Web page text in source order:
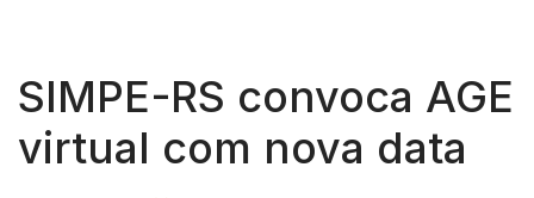
SIMPE-RS convoca AGE
virtual com nova data